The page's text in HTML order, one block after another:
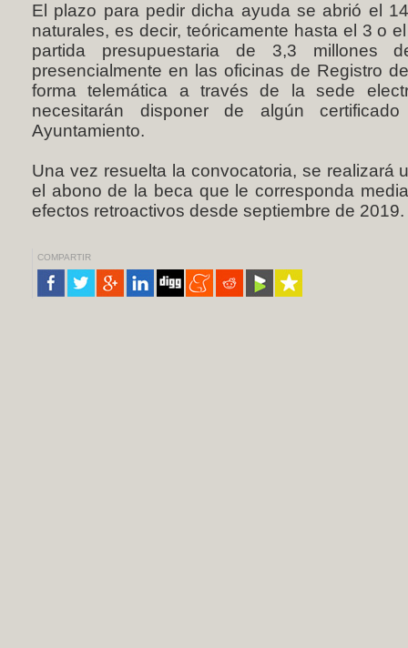
El plazo para pedir dicha ayuda se abrió el
naturales, es decir, teóricamente hasta el 3 o
partida presupuestaria de 3,3 millones
presencialmente en las oficinas de Registro
forma telemática a través de la sede
necesitarán disponer de algún
Ayuntamiento.
Una vez resuelta la convocatoria, se realizará
el abono de la beca que le corresponda
efectos retroactivos desde septiembre de 2019.
COMPARTIR